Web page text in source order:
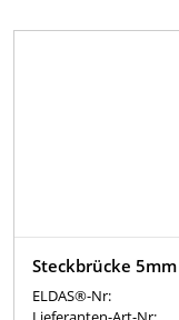
Steckbrücke 5mm
ELDAS®-Nr: